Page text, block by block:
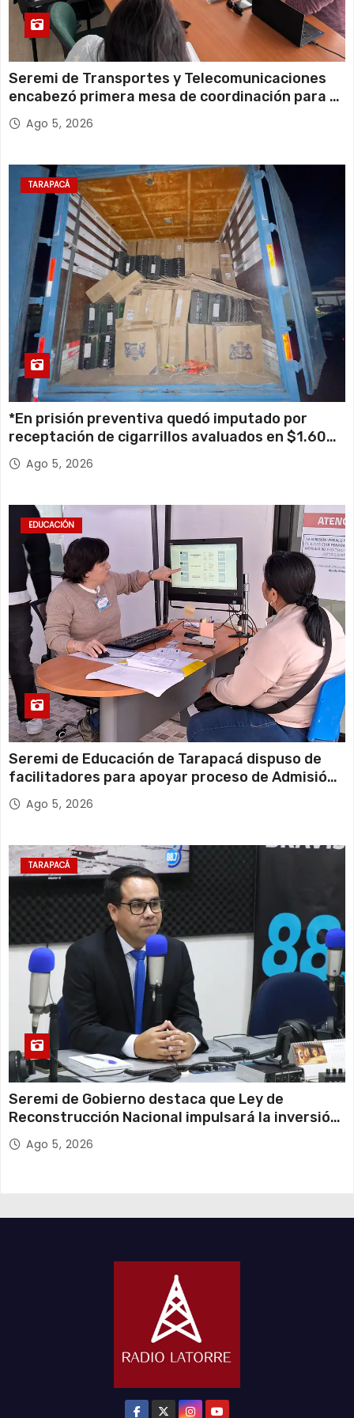
Seremi de Transportes y Telecomunicaciones
encabezó primera mesa de coordinación para el
retiro de cables en desuso en Iquique
Ago 5, 2026
TARAPACÁ
*En prisión preventiva quedó imputado por
receptación de cigarrillos avaluados en $1.600
millones*
Ago 5, 2026
EDUCACIÓN
Seremi de Educación de Tarapacá dispuso de
facilitadores para apoyar proceso de Admisión
Escolar 2027
Ago 5, 2026
TARAPACÁ
Seremi de Gobierno destaca que Ley de
Reconstrucción Nacional impulsará la inversión
y el empleo en Tarapacá
Ago 5, 2026